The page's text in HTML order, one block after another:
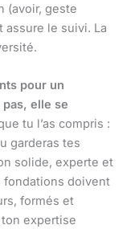
(avoir, geste
le suivi. La
pour un
elle se
tu l’as compris :
garderas tes
solide, experte et
fondations doivent
formés et
expertise